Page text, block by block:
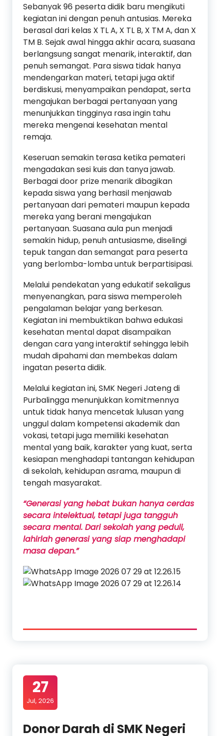
Sebanyak 96 peserta didik baru mengikuti
kegiatan ini dengan penuh antusias. Mereka
berasal dari kelas X TL A, X TL B, X TM A, dan X
TM B. Sejak awal hingga akhir acara, suasana
berlangsung sangat menarik, interaktif, dan
penuh semangat. Para siswa tidak hanya
mendengarkan materi, tetapi juga aktif
berdiskusi, menyampaikan pendapat, serta
mengajukan berbagai pertanyaan yang
menunjukkan tingginya rasa ingin tahu
mereka mengenai kesehatan mental
remaja.
Keseruan semakin terasa ketika pemateri
mengadakan sesi kuis dan tanya jawab.
Berbagai door prize menarik dibagikan
kepada siswa yang berhasil menjawab
pertanyaan dari pemateri maupun kepada
mereka yang berani mengajukan
pertanyaan. Suasana aula pun menjadi
semakin hidup, penuh antusiasme, diselingi
tepuk tangan dan semangat para peserta
yang berlomba-lomba untuk berpartisipasi.
Melalui pendekatan yang edukatif sekaligus
menyenangkan, para siswa memperoleh
pengalaman belajar yang berkesan.
Kegiatan ini membuktikan bahwa edukasi
kesehatan mental dapat disampaikan
dengan cara yang interaktif sehingga lebih
mudah dipahami dan membekas dalam
ingatan peserta didik.
Melalui kegiatan ini, SMK Negeri Jateng di
Purbalingga menunjukkan komitmennya
untuk tidak hanya mencetak lulusan yang
unggul dalam kompetensi akademik dan
vokasi, tetapi juga memiliki kesehatan
mental yang baik, karakter yang kuat, serta
kesiapan menghadapi tantangan kehidupan
di sekolah, kehidupan asrama, maupun di
tengah masyarakat.
“Generasi yang hebat bukan hanya cerdas
secara intelektual, tetapi juga tangguh
secara mental. Dari sekolah yang peduli,
lahirlah generasi yang siap menghadapi
masa depan.”
27
Jul, 2026
Donor Darah di SMK Negeri